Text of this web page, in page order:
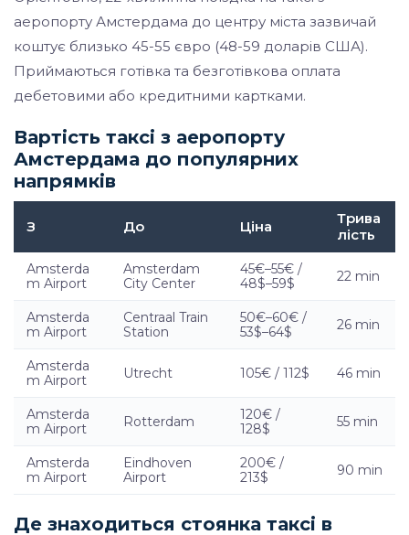
аеропорту Амстердама до центру міста зазвичай
коштує близько 45-55 євро (48-59 доларів США).
Приймаються готівка та безготівкова оплата
дебетовими або кредитними картками.
Вартість таксі з аеропорту
Амстердама до популярних
напрямків
З До Ціна
Трива
лість
Amsterda
m Airport
Amsterdam
City Center
45€–55€ /
48$–59$
22 min
Amsterda
m Airport
Centraal Train
Station
50€–60€ /
53$–64$
26 min
Amsterda
m Airport
Utrecht 105€ / 112$ 46 min
Amsterda
m Airport
Rotterdam
120€ /
128$
55 min
Amsterda
m Airport
Eindhoven
Airport
200€ /
213$
90 min
Де знаходиться стоянка таксі в